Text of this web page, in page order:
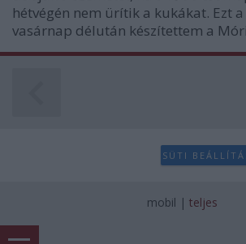
hétvégén nem ürítik a kukákat. Ezt
vasárnap délután készítettem a
SÜTI
mobil | teljes